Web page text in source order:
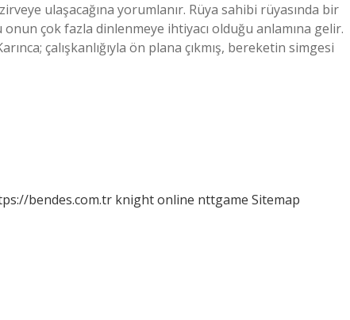
ulaşacağına yorumlanır. Rüya sahibi rüyasında bir
çok fazla dinlenmeye ihtiyacı olduğu anlamına gelir.
çalışkanlığıyla ön plana çıkmış, bereketin simgesi
bendes.com.tr knight online nttgame Sitemap